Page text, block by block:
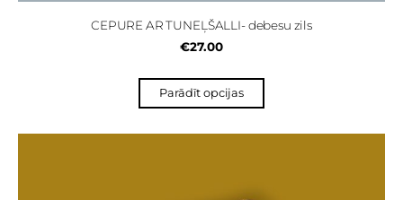
CEPURE AR TUNEĻŠALLI- debesu zils
€27.00
Parādīt opcijas